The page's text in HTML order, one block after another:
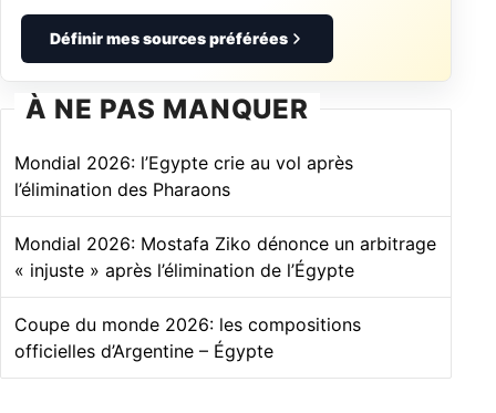
Définir mes sources préférées
À NE PAS MANQUER
Mondial 2026: l’Egypte crie au vol après
l’élimination des Pharaons
Mondial 2026: Mostafa Ziko dénonce un arbitrage
« injuste » après l’élimination de l’Égypte
Coupe du monde 2026: les compositions
officielles d’Argentine – Égypte